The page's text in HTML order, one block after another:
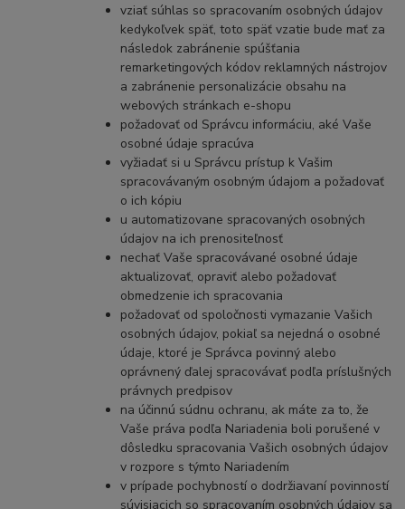
vziať súhlas so spracovaním osobných údajov
kedykoľvek späť, toto späť vzatie bude mať za
následok zabránenie spúšťania
remarketingových kódov reklamných nástrojov
a zabránenie personalizácie obsahu na
webových stránkach e-shopu
požadovať od Správcu informáciu, aké Vaše
osobné údaje spracúva
vyžiadať si u Správcu prístup k Vašim
spracovávaným osobným údajom a požadovať
o ich kópiu
u automatizovane spracovaných osobných
údajov na ich prenositeľnosť
nechať Vaše spracovávané osobné údaje
aktualizovať, opraviť alebo požadovať
obmedzenie ich spracovania
požadovať od spoločnosti vymazanie Vašich
osobných údajov, pokiaľ sa nejedná o osobné
údaje, ktoré je Správca povinný alebo
oprávnený ďalej spracovávať podľa príslušných
právnych predpisov
na účinnú súdnu ochranu, ak máte za to, že
Vaše práva podľa Nariadenia boli porušené v
dôsledku spracovania Vašich osobných údajov
v rozpore s týmto Nariadením
v prípade pochybností o dodržiavaní povinností
súvisiacich so spracovaním osobných údajov sa